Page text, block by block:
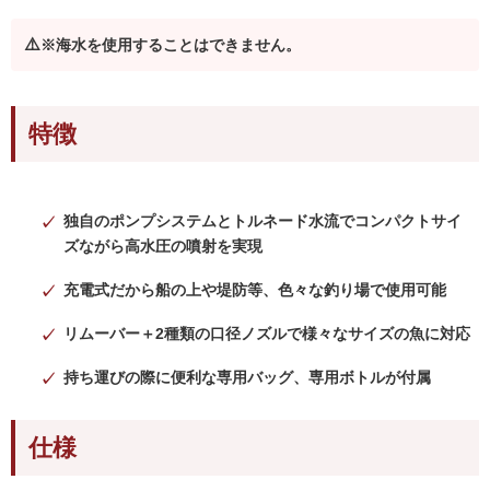
※海水を使用することはできません。
特徴
独自のポンプシステムとトルネード水流でコンパクトサイ
ズながら高水圧の噴射を実現
充電式だから船の上や堤防等、色々な釣り場で使用可能
リムーバー＋2種類の口径ノズルで様々なサイズの魚に対応
持ち運びの際に便利な専用バッグ、専用ボトルが付属
仕様